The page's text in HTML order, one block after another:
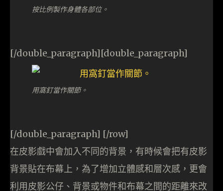
按比例製作身體各部位。
[/double_paragraph][double_paragraph]
用窩釘當作關節。
[/double_paragraph] [/row]
在皮影戲中會加入不同的背景，有時候會把有皮影
背景貼在布幕上，為了增加立體感和層次感，更會
利用皮影公仔、背景或物件和布幕之間的距離來改